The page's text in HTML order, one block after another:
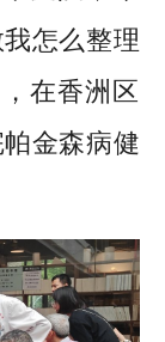
怎么整理
在香洲区
金森病健